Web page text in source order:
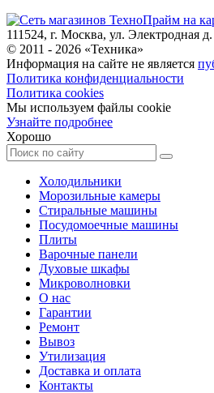
111524, г. Москва, ул. Электродная
© 2011 - 2026 «Техника»
Информация на сайте не является
Политика конфиденциальности
Политика cookies
Мы используем файлы cookie
Узнайте подробнее
Хорошо
Холодильники
Морозильные камеры
Стиральные машины
Посудомоечные машины
Плиты
Варочные панели
Духовые шкафы
Микроволновки
О нас
Гарантии
Ремонт
Вывоз
Утилизация
Доставка и оплата
Контакты